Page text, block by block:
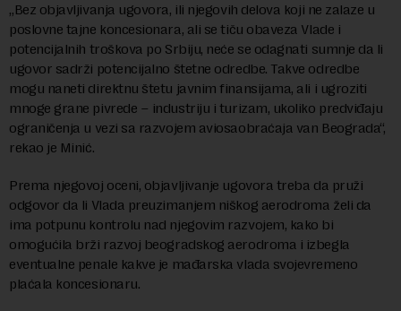
„Bez objavljivanja ugovora, ili njegovih delova koji ne zalaze u
poslovne tajne koncesionara, ali se tiču obaveza Vlade i
potencijalnih troškova po Srbiju, neće se odagnati sumnje da li
ugovor sadrži potencijalno štetne odredbe. Takve odredbe
mogu naneti direktnu štetu javnim finansijama, ali i ugroziti
mnoge grane pivrede – industriju i turizam, ukoliko predviđaju
ograničenja u vezi sa razvojem aviosaobraćaja van Beograda“,
rekao je Minić.
Prema njegovoj oceni, objavljivanje ugovora treba da pruži
odgovor da li Vlada preuzimanjem niškog aerodroma želi da
ima potpunu kontrolu nad njegovim razvojem, kako bi
omogućila brži razvoj beogradskog aerodroma i izbegla
eventualne penale kakve je mađarska vlada svojevremeno
plaćala koncesionaru.